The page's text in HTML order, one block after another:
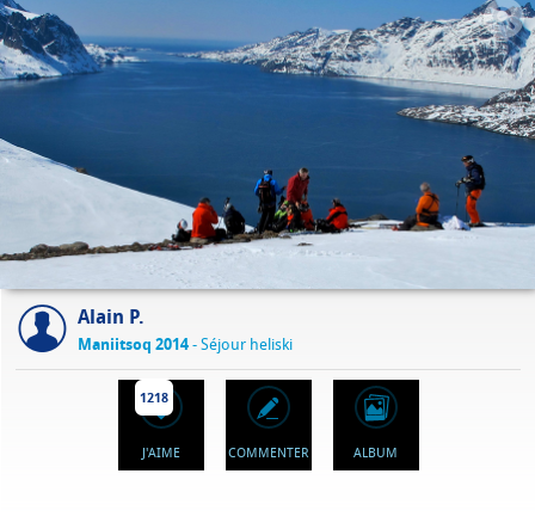
Alain P.
Maniitsoq 2014- Séjour heliski
1218
J'AIME COMMENTER ALBUM